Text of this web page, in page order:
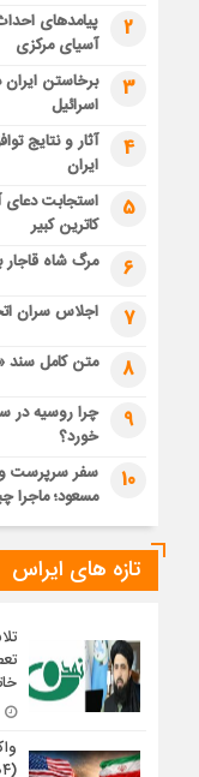
2
پیامدهای
آسیای مرکزی
3
برخاستن ایران
اسرائیل
4
آثار و نتایج
ایران
5
استجابت
کاترین کبیر
6 مرگ شاه قاجار
7 اجلاس سران
8 متن کامل سند
9
چرا روسیه در
خورد؟
10
سفر سرپرست
مسعود؛
تازه های ایراس